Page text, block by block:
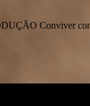
Conviver